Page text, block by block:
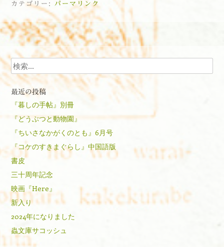
カテゴリー: パーマリンク
投稿ナビゲーション
検索
最近の投稿
『暮しの手帖』別冊
『どうぶつと動物園』
『ちいさなかがくのとも』6月号
『コケのすきまぐらし』中国語版
書皮
三十周年記念
映画『Here』
新入り
2024年になりました
蟲文庫サコッシュ